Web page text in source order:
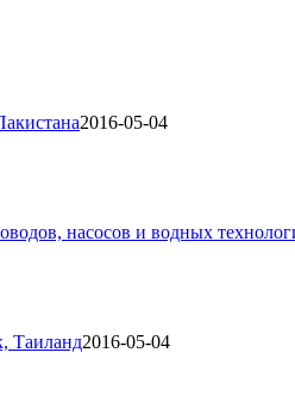
2016-05-04
насосов и водных
Таиланд2016-05-04